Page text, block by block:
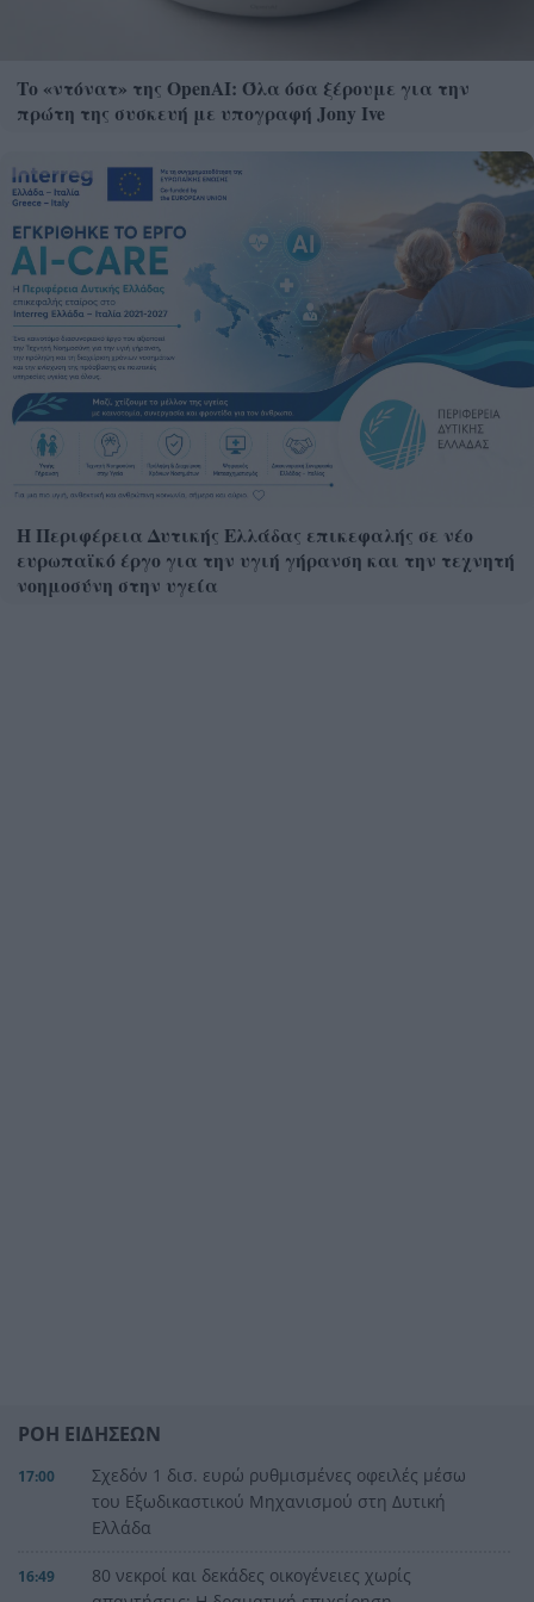
Το «ντόνατ» της OpenAI: Όλα όσα ξέρουμε για την
πρώτη της συσκευή με υπογραφή Jony Ive
Η Περιφέρεια Δυτικής Ελλάδας επικεφαλής σε νέο
ευρωπαϊκό έργο για την υγιή γήρανση και την τεχνητή
νοημοσύνη στην υγεία
ΡΟΗ ΕΙΔΗΣΕΩΝ
17:00
Σχεδόν 1 δισ. ευρώ ρυθμισμένες οφειλές μέσω
του Εξωδικαστικού Μηχανισμού στη Δυτική
Ελλάδα
16:49
80 νεκροί και δεκάδες οικογένειες χωρίς